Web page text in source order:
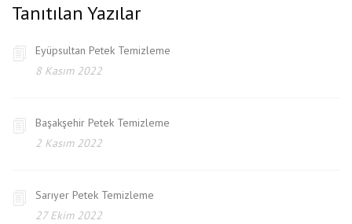
Tanıtılan Yazılar
Eyüpsultan Petek Temizleme
8 Kasım 2022
Başakşehir Petek Temizleme
2 Kasım 2022
Sarıyer Petek Temizleme
27 Ekim 2022